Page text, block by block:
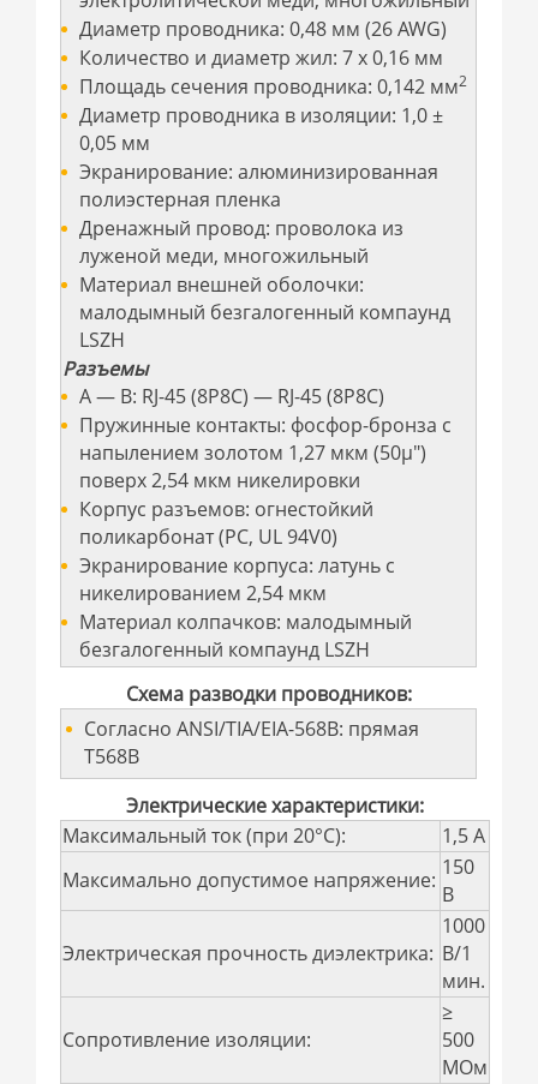
Диаметр проводника: 0,48 мм (26 AWG)
Количество и диаметр жил: 7 х 0,16 мм
Площадь сечения проводника: 0,142 мм2
Диаметр проводника в изоляции: 1,0 ±
0,05 мм
Экранирование: алюминизированная
полиэстерная пленка
Дренажный провод: проволока из
луженой меди, многожильный
Материал внешней оболочки:
малодымный безгалогенный компаунд
LSZH
Разъемы
А — В: RJ-45 (8P8C) — RJ-45 (8P8C)
Пружинные контакты: фосфор-бронза с
напылением золотом 1,27 мкм (50µ")
поверх 2,54 мкм никелировки
Корпус разъемов: огнестойкий
поликарбонат (PC, UL 94V0)
Экранирование корпуса: латунь с
никелированием 2,54 мкм
Материал колпачков: малодымный
безгалогенный компаунд LSZH
Схема разводки проводников:
Согласно ANSI/TIA/EIA-568B: прямая
T568B
Электрические характеристики:
Максимальный ток (при 20°С):
1,5 А
Максимально допустимое напряжение: 150
В
Электрическая прочность диэлектрика:
1000
В/1
мин.
Сопротивление изоляции:
≥
500
МОм